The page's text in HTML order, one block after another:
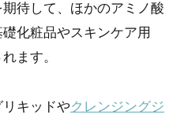
期待して、ほかのアミノ酸
化粧品やスキンケア用
ます。
キッドやクレンジングジ